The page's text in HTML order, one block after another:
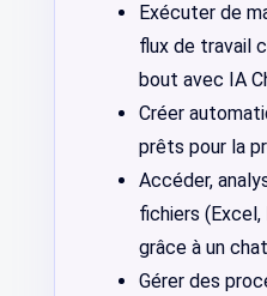
Exécuter de
flux de travail
bout avec IA
Créer
prêts pour la
Accéder,
fichiers
grâce à un
Gérer des